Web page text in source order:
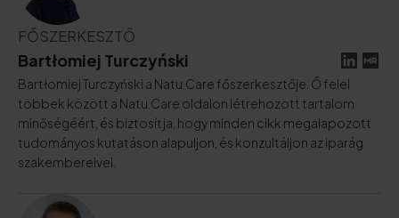
FŐSZERKESZTŐ
Bartłomiej Turczyński
Bartłomiej Turczyński a Natu.Care főszerkesztője. Ő felel
többek között a Natu.Care oldalon létrehozott tartalom
minőségéért, és biztosítja, hogy minden cikk megalapozott
tudományos kutatáson alapuljon, és konzultáljon az iparág
szakembereivel.